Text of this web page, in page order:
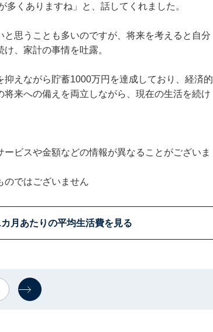
くありますね」と、話してくれました。
思うことも多いのですが、将来を考えると自分
、家計の事情を吐露。
えながら貯蓄1000万円を達成しており、経済的
来への備えを両立しながら、現在の生活を続け
ビスや金額などの情報が異なることがございま
ではございません
月あたりの平均生活費を見る